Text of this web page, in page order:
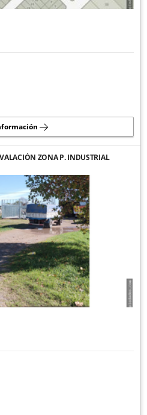
ZONA P. INDUSTRIAL